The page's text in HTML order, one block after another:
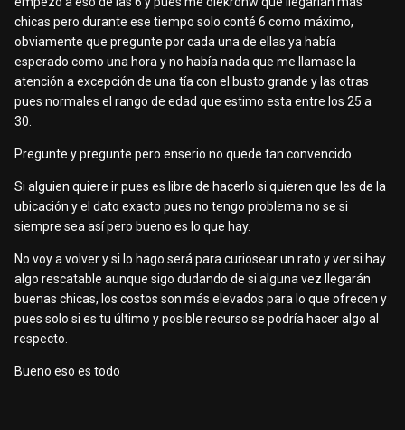
chicas pero durante ese tiempo solo conté 6 como máximo,
obviamente que pregunte por cada una de ellas ya había
esperado como una hora y no había nada que me llamase la
atención a excepción de una tía con el busto grande y las otras
pues normales el rango de edad que estimo esta entre los 25 a
30.
Pregunte y pregunte pero enserio no quede tan convencido.
Si alguien quiere ir pues es libre de hacerlo si quieren que les de la
ubicación y el dato exacto pues no tengo problema no se si
siempre sea así pero bueno es lo que hay.
No voy a volver y si lo hago será para curiosear un rato y ver si hay
algo rescatable aunque sigo dudando de si alguna vez llegarán
buenas chicas, los costos son más elevados para lo que ofrecen y
pues solo si es tu último y posible recurso se podría hacer algo al
respecto.
Bueno eso es todo